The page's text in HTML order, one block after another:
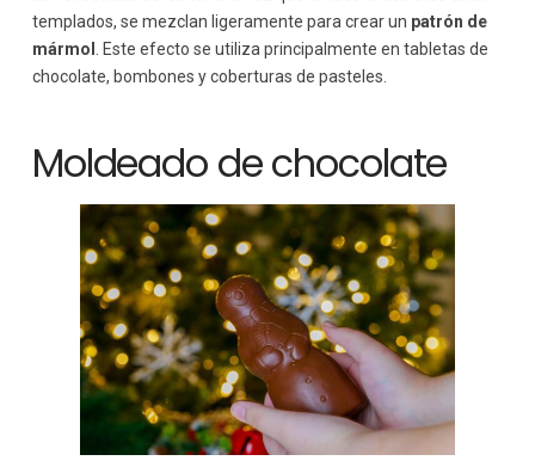
templados, se mezclan ligeramente para crear un patrón de
mármol
. Este efecto se utiliza principalmente en tabletas de
chocolate, bombones y coberturas de pasteles.
Moldeado de chocolate